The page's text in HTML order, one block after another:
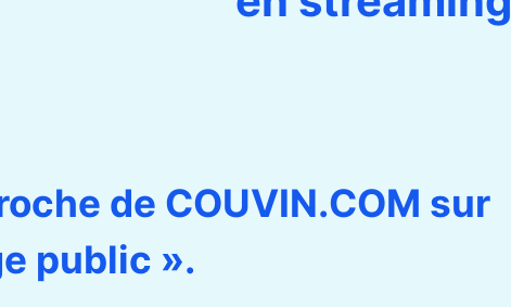
de COUVIN.COM sur
public ».